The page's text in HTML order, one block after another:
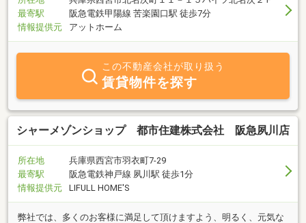
最寄駅
阪急電鉄甲陽線 苦楽園口駅 徒歩7分
情報提供元
アットホーム
この不動産会社が取り扱う
賃貸物件を探す
シャーメゾンショップ 都市住建株式会社 阪急夙川店
所在地
兵庫県西宮市羽衣町7-29
最寄駅
阪急電鉄神戸線 夙川駅 徒歩1分
情報提供元
LIFULL HOME'S
弊社では、多くのお客様に満足して頂けますよう、明るく、元気な